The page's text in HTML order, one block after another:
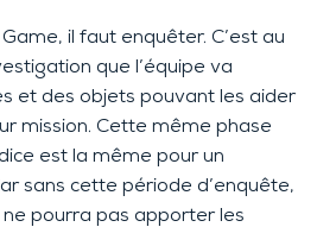
Game, il faut enquêter. C’est au
que l’équipe va
et des objets pouvant les aider
mission. Cette même phase
est la même pour un
sans cette période d’enquête,
pourra pas apporter les